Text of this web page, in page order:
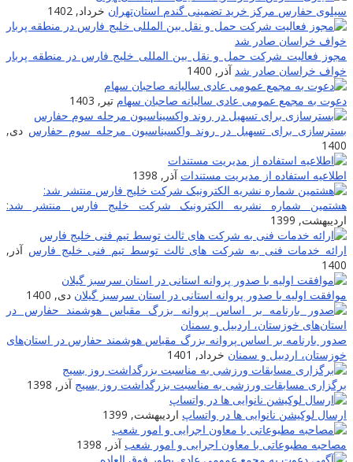
سیلوی حفارس مرکز خرید تضمینی گندم استان‌تهران خرداد, 1402
مجوز فعالیت شرکت حمل و نقل بین المللی خلیج فارس در منطقه پربار
خواف خراسان صادر شد آذر, 1400
دعوت به مجمع عمومی عادی سالیانه صاحبان سهام تیر, 1403
بسترسازی برای تسهیل در روند واکسیناسیون مرحله سوم حفارس دی,
1400
اطلاعیه استفاده از مدیریت مستندات آذر, 1398
هشتمین شماره نشریه الکترونیک شرکت خلیج فارس منتشر شد:
اردیبهشت, 1399
ارائه خدمات فنی به شرکت های ثالث توسط تیم فنی خلیج فارس آذر,
1400
موافقت اولیه با صدور پروانه استانی در استان سرسبز گیلان دی, 1400
صدور بارنامه بر اساس پروانه بزرگ مقیاس هوشمند حفارس در استان‌های
خوزستان، اردبیل و سمنان خرداد, 1401
برگزاری مسابقات ورزشی به مناسبت بزرگداشت روز بسیج آذر, 1398
ارسال لوکیشن نانوایی ها در واتساپ اردیبهشت, 1399
مصاحبه مطبوعاتی با معاون اجرایی و امور شعب آذر, 1398